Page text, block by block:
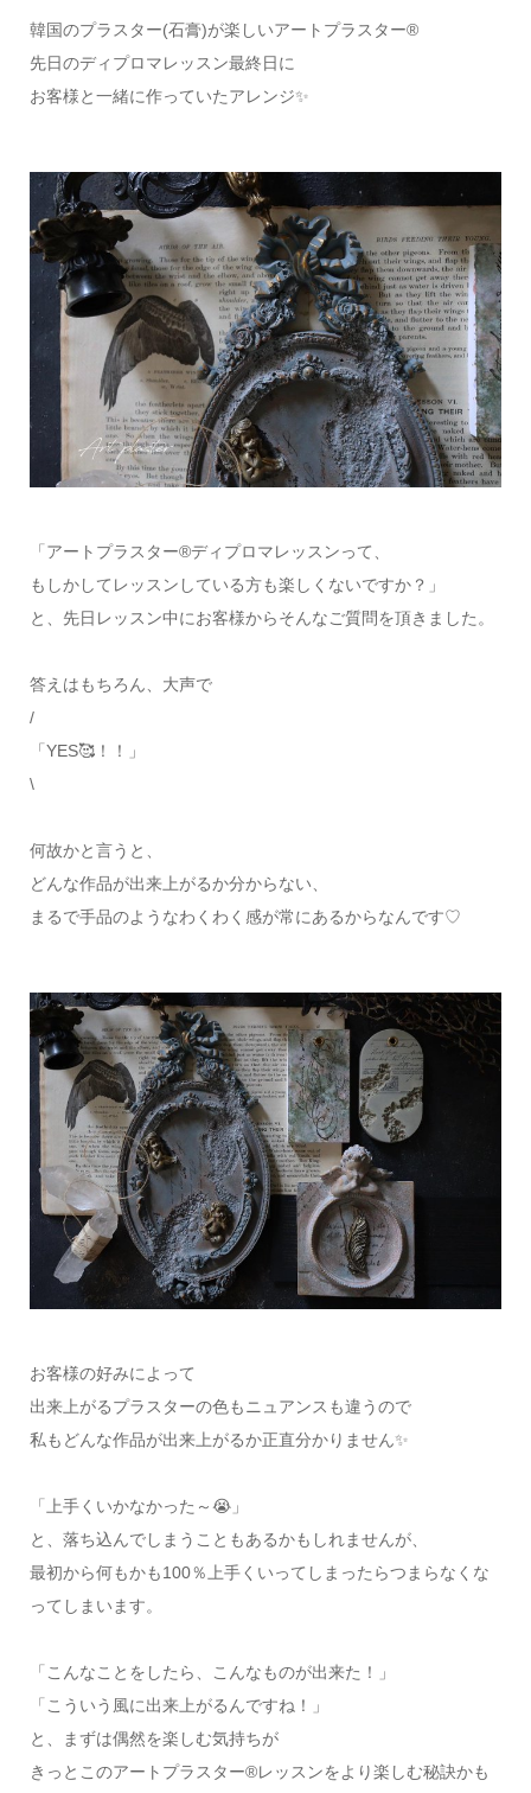
韓国のプラスター(石膏)が楽しいアートプラスター®
先日のディプロマレッスン最終日に
お客様と一緒に作っていたアレンジ✨
「アートプラスター®ディプロマレッスンって、
もしかしてレッスンしている方も楽しくないですか？」
と、先日レッスン中にお客様からそんなご質問を頂きました。
答えはもちろん、大声で
/
「YES🥰！！」
\
何故かと言うと、
どんな作品が出来上がるか分からない、
まるで手品のようなわくわく感が常にあるからなんです♡
お客様の好みによって
出来上がるプラスターの色もニュアンスも違うので
私もどんな作品が出来上がるか正直分かりません✨
「上手くいかなかった～😭」
と、落ち込んでしまうこともあるかもしれませんが、
最初から何もかも100％上手くいってしまったらつまらなくな
ってしまいます。
「こんなことをしたら、こんなものが出来た！」
「こういう風に出来上がるんですね！」
と、まずは偶然を楽しむ気持ちが
きっとこのアートプラスター®レッスンをより楽しむ秘訣かも